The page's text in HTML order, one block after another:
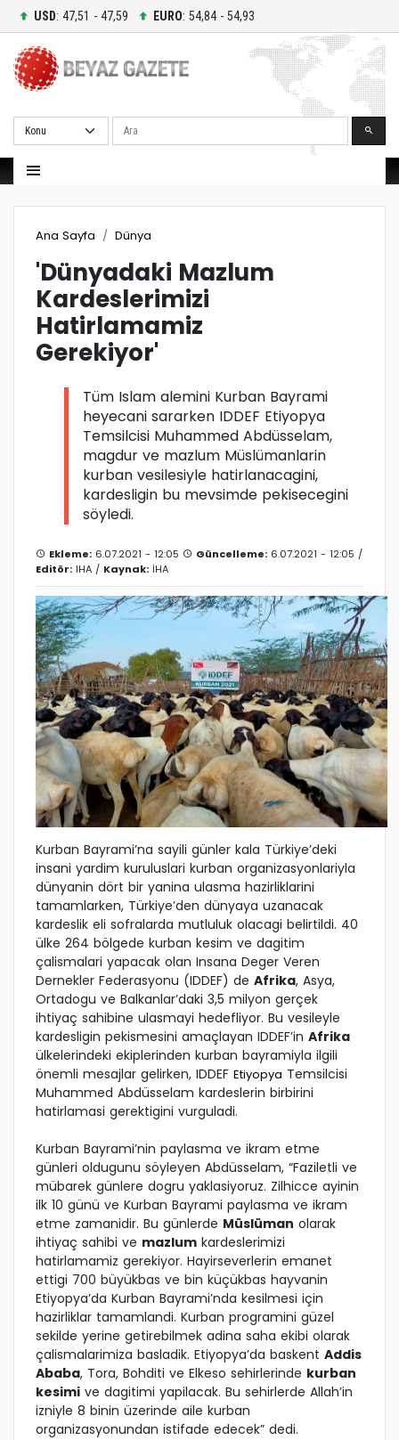
USD: 47,51 - 47,59 EURO: 54,84 - 54,93
Ara
Ana Sayfa Dünya
'Dünyadaki Mazlum
Kardeslerimizi
Hatirlamamiz
Gerekiyor'
Tüm Islam alemini Kurban Bayrami
heyecani sararken IDDEF Etiyopya
Temsilcisi Muhammed Abdüsselam,
magdur ve mazlum Müslümanlarin
kurban vesilesiyle hatirlanacagini,
kardesligin bu mevsimde pekisecegini
söyledi.
Ekleme: 6.07.2021 - 12:05 Güncelleme: 6.07.2021 - 12:05 /
Editör: IHA / Kaynak: İHA
Kurban Bayrami’na sayili günler kala Türkiye’deki
insani yardim kuruluslari kurban organizasyonlariyla
dünyanin dört bir yanina ulasma hazirliklarini
tamamlarken, Türkiye’den dünyaya uzanacak
kardeslik eli sofralarda mutluluk olacagi belirtildi. 40
ülke 264 bölgede kurban kesim ve dagitim
çalismalari yapacak olan Insana Deger Veren
Dernekler Federasyonu (IDDEF) de Afrika, Asya,
Ortadogu ve Balkanlar’daki 3,5 milyon gerçek
ihtiyaç sahibine ulasmayi hedefliyor. Bu vesileyle
kardesligin pekismesini amaçlayan IDDEF’in Afrika
ülkelerindeki ekiplerinden kurban bayramiyla ilgili
önemli mesajlar gelirken, IDDEF Etiyopya Temsilcisi
Muhammed Abdüsselam kardeslerin birbirini
hatirlamasi gerektigini vurguladi.
Kurban Bayrami’nin paylasma ve ikram etme
günleri oldugunu söyleyen Abdüsselam, “Faziletli ve
mübarek günlere dogru yaklasiyoruz. Zilhicce ayinin
ilk 10 günü ve Kurban Bayrami paylasma ve ikram
etme zamanidir. Bu günlerde Müslüman olarak
ihtiyaç sahibi ve mazlum kardeslerimizi
hatirlamamiz gerekiyor. Hayirseverlerin emanet
ettigi 700 büyükbas ve bin küçükbas hayvanin
Etiyopya’da Kurban Bayrami’nda kesilmesi için
hazirliklar tamamlandi. Kurban programini güzel
sekilde yerine getirebilmek adina saha ekibi olarak
çalismalarimiza basladik. Etiyopya’da baskent Addis
Ababa, Tora, Bohditi ve Elkeso sehirlerinde kurban
kesimi ve dagitimi yapilacak. Bu sehirlerde Allah’in
izniyle 8 binin üzerinde aile kurban
organizasyonundan istifade edecek” dedi.